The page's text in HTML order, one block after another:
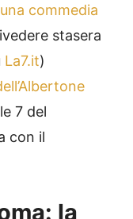
una commedia
stasera
La7.it)
7 del
con il
la